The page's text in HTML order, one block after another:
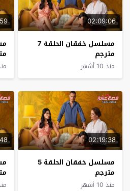
02:09:06
مسلسل خفقان الحلقة 7
مترجم
منذ 10 أشهر منذ
02:19:38
مسلسل خفقان الحلقة 5
مترجم
منذ 10 أشهر منذ